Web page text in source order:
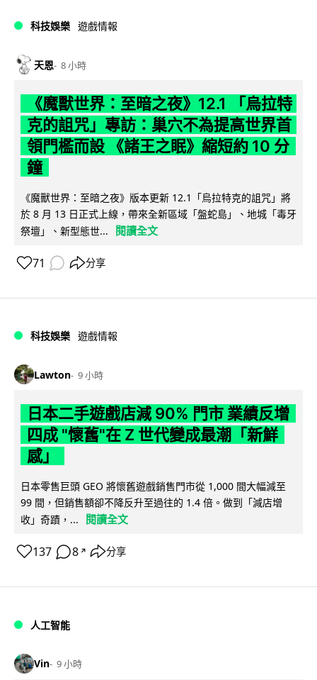
科技娛樂 遊戲情報
天恩 8 小時
《魔獸世界：至暗之夜》12.1 「烏拉特
克的詛咒」專訪：巢穴不為提高世界首
領門檻而設 《諸王之眠》縮短約 10 分
鐘
《魔獸世界：至暗之夜》版本更新 12.1「烏拉特克的詛咒」將
於 8 月 13 日正式上線，帶來全新區域「盤蛇島」、地城「毒牙
祭壇」、新型態世...
閱讀全文
71 分享
科技娛樂 遊戲情報
Lawton 9 小時
日本二手遊戲店減 90% 門市 業績反增
四成 "懷舊"在 Z 世代變成最潮「新鮮
感」
日本零售巨頭 GEO 將懷舊遊戲銷售門市從 1,000 間大幅減至
99 間，但銷售額卻不降反升至過往的 1.4 倍。做到「減店增
收」奇蹟，...
閱讀全文
137 8 ↗ 分享
人工智能
Vin 9 小時